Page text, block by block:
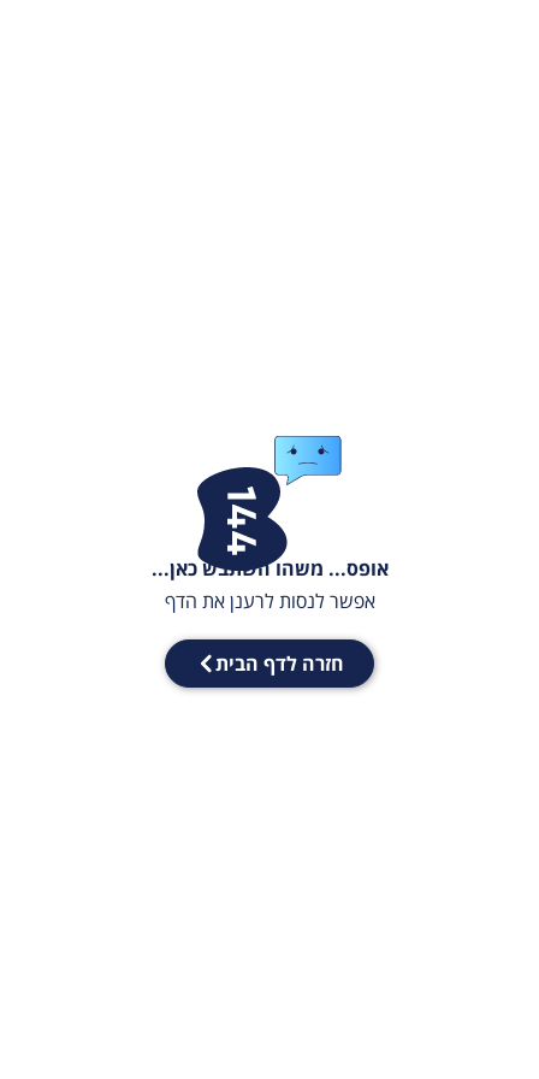
אופס... משהו השתבש כאן...
אפשר לנסות לרענן את הדף
חזרה לדף הבית